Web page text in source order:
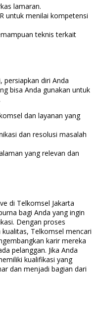
lamaran.
untuk menilai kompetensi
teknis terkait
persiapkan diri Anda
bisa Anda gunakan untuk
dan layanan yang
dan resolusi masalah
yang relevan dan
di Telkomsel Jakarta
bagi Anda yang ingin
Dengan proses
Telkomsel mencari
karir mereka
pelanggan. Jika Anda
kualifikasi yang
dan menjadi bagian dari